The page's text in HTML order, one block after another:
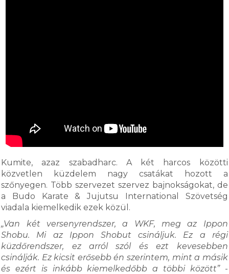
Kumite, azaz szabadharc. A két harcos közötti
közvetlen küzdelem nagy csatákat hozott a
szőnyegen. Több szervezet szervez bajnokságokat, de
a Budo Karate & Jujutsu International Szövetség
viadala kiemelkedik ezek közül.
„Van két versenyrendszer, a WKF, meg az Ippon
Shobu. Mi az Ippon Shobut csináljuk. Ez a régi
küzdőrendszer, ez arról szól és ezt kevesebben
csinálják. Ez kicsit erősebb én szerintem, mint a másik
és ezért is inkább kiemelkedőbb a többi között” -